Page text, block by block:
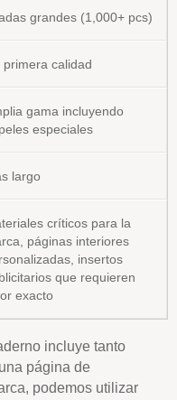
grandes (1,000+ pcs)
primera calidad
gama incluyendo
especiales
largo
críticos para la
páginas interiores
insertos
que requieren
exacto
incluye tanto
página de
podemos utilizar